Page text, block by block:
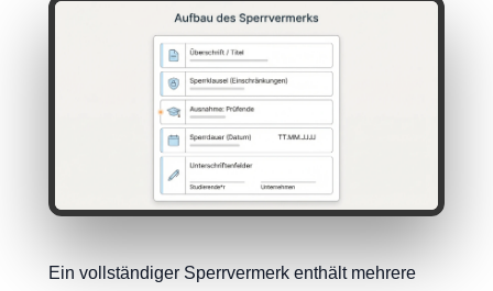
Ein vollständiger Sperrvermerk enthält mehrere